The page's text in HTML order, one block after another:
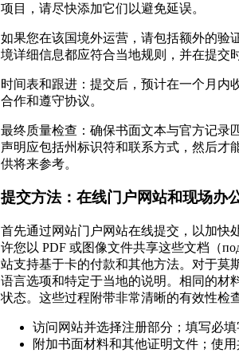
项目，请尽快添加它们以避免延误。
如果您在该国境外运营，请包括额外的验
境详细信息都应符合当地规则，并在提交
时间表和跟进：提交后，预计在一个月内
合作和遵守协议。
最终质量检查：确保书面文本与官方记录
声明应包括州标识符和联系方式，然后才
供将来参考。
提交方法：在线门户网站和现场办
首先通过网站门户网站在线提交，以加快
许您以 PDF 或图像文件共享这些文档（
站支持基于卡的付款和其他方法。对于莫
语言选项和特定于当地的说明。相同的材
状态。这些过程附带非常清晰的有效性检
访问网站并选择注册部分；填写必
附加书面材料和其他证明文件；使用